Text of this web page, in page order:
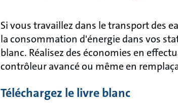
Si vous travaillez dans le transport des
la consommation d'énergie dans vos
blanc. Réalisez des économies en
contrôleur avancé ou même en
Téléchargez le livre blanc